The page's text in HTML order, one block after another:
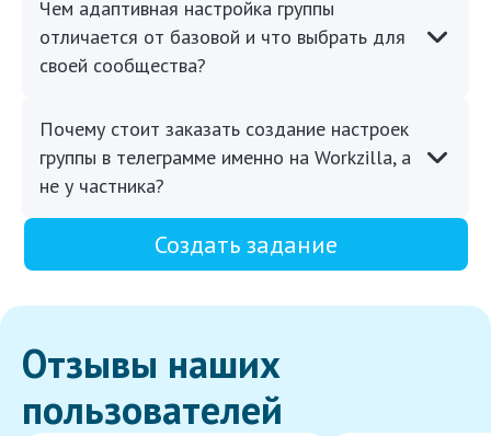
Чем адаптивная настройка группы
отличается от базовой и что выбрать для
своей сообщества?
Почему стоит заказать создание настроек
группы в телеграмме именно на Workzilla, а
не у частника?
Создать задание
Отзывы наших
пользователей